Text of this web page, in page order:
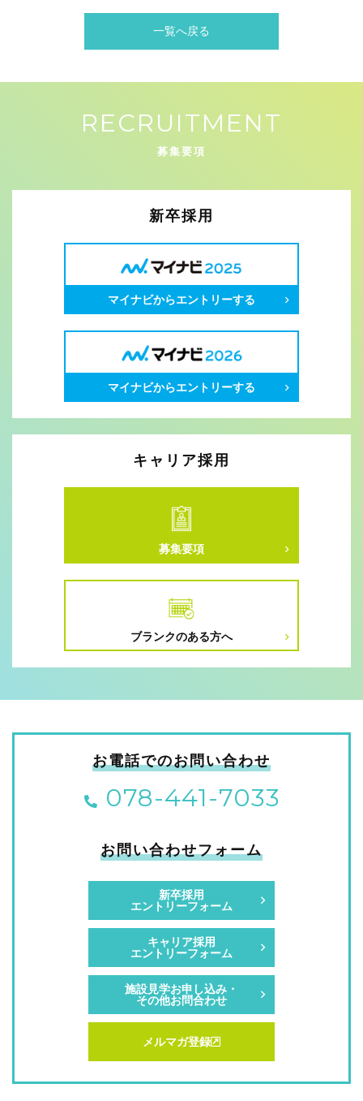
一覧へ戻る
RECRUITMENT
募集要項
新卒採用
マイナビからエントリーする
マイナビからエントリーする
キャリア採用
募集要項
ブランクのある方へ
お電話でのお問い合わせ
078-441-7033
お問い合わせフォーム
新卒採用
エントリーフォーム
キャリア採用
エントリーフォーム
施設見学お申し込み・
その他お問合わせ
メルマガ登録